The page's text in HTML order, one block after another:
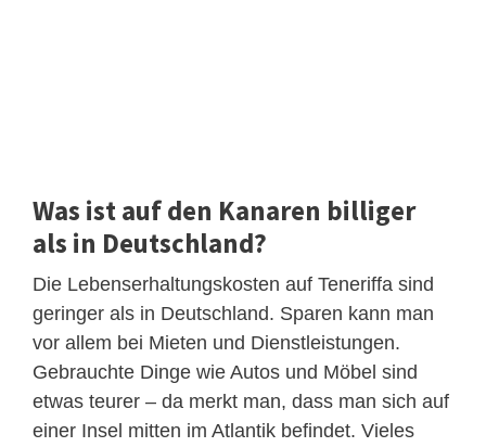
Was ist auf den Kanaren billiger
als in Deutschland?
Die Lebenserhaltungskosten auf Teneriffa sind
geringer als in Deutschland. Sparen kann man
vor allem bei Mieten und Dienstleistungen.
Gebrauchte Dinge wie Autos und Möbel sind
etwas teurer – da merkt man, dass man sich auf
einer Insel mitten im Atlantik befindet. Vieles